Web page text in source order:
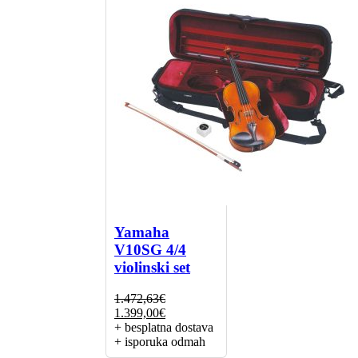
Yamaha
V10SG 4/4
violinski set
1.472,63€
Izvorna
cijena
bila
je:
1.399,00€Trenutna
cijena
je:
1.399,00€.
+ besplatna dostava
+ isporuka odmah